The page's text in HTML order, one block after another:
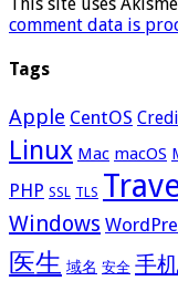
comment data is
Tags
Apple CentOS
Linux Mac macOS
PHP SSL TLS
Windows
医生 域名 安全 手机